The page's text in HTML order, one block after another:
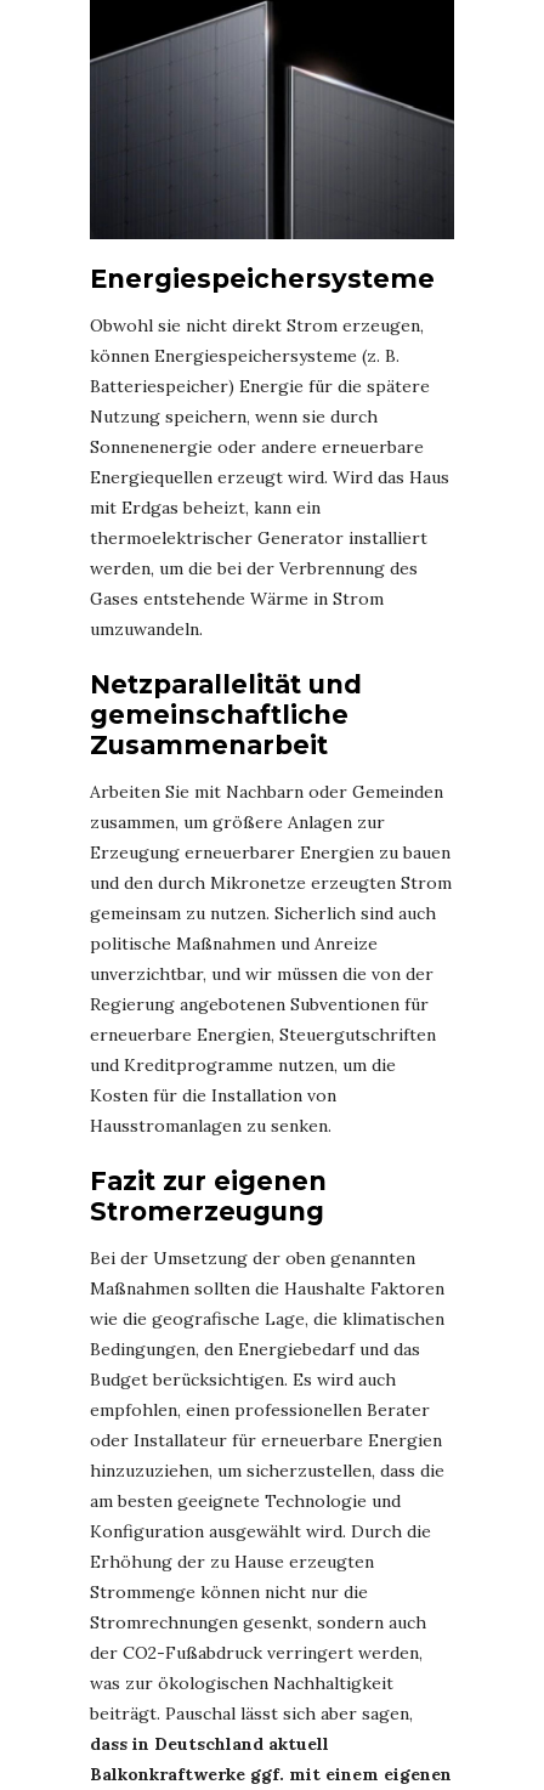
Energiespeichersysteme
Obwohl sie nicht direkt Strom erzeugen,
können Energiespeichersysteme (z. B.
Batteriespeicher) Energie für die spätere
Nutzung speichern, wenn sie durch
Sonnenenergie oder andere erneuerbare
Energiequellen erzeugt wird. Wird das Haus
mit Erdgas beheizt, kann ein
thermoelektrischer Generator installiert
werden, um die bei der Verbrennung des
Gases entstehende Wärme in Strom
umzuwandeln.
Netzparallelität und
gemeinschaftliche
Zusammenarbeit
Arbeiten Sie mit Nachbarn oder Gemeinden
zusammen, um größere Anlagen zur
Erzeugung erneuerbarer Energien zu bauen
und den durch Mikronetze erzeugten Strom
gemeinsam zu nutzen. Sicherlich sind auch
politische Maßnahmen und Anreize
unverzichtbar, und wir müssen die von der
Regierung angebotenen Subventionen für
erneuerbare Energien, Steuergutschriften
und Kreditprogramme nutzen, um die
Kosten für die Installation von
Hausstromanlagen zu senken.
Fazit zur eigenen
Stromerzeugung
Bei der Umsetzung der oben genannten
Maßnahmen sollten die Haushalte Faktoren
wie die geografische Lage, die klimatischen
Bedingungen, den Energiebedarf und das
Budget berücksichtigen. Es wird auch
empfohlen, einen professionellen Berater
oder Installateur für erneuerbare Energien
hinzuzuziehen, um sicherzustellen, dass die
am besten geeignete Technologie und
Konfiguration ausgewählt wird. Durch die
Erhöhung der zu Hause erzeugten
Strommenge können nicht nur die
Stromrechnungen gesenkt, sondern auch
der CO2-Fußabdruck verringert werden,
was zur ökologischen Nachhaltigkeit
beiträgt. Pauschal lässt sich aber sagen,
dass in Deutschland aktuell
Balkonkraftwerke ggf. mit einem eigenen